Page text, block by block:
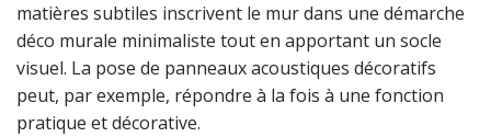
matières subtiles inscrivent le mur dans une démarche
déco murale minimaliste tout en apportant un socle
visuel. La pose de panneaux acoustiques décoratifs
peut, par exemple, répondre à la fois à une fonction
pratique et décorative.